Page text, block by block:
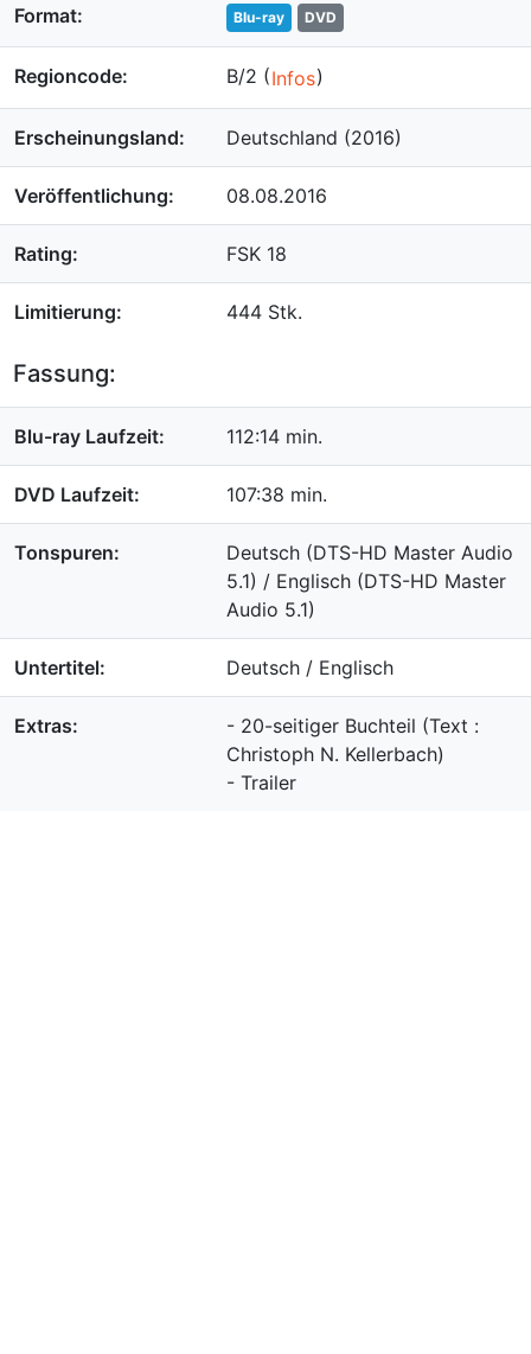
Format: Blu-ray DVD
Regioncode: B/2 (Infos)
Erscheinungsland: Deutschland (2016)
Veröffentlichung: 08.08.2016
Rating: FSK 18
Limitierung: 444 Stk.
Fassung:
Blu-ray Laufzeit: 112:14 min.
DVD Laufzeit: 107:38 min.
Tonspuren:
Deutsch (DTS-HD Master Audio
5.1) / Englisch (DTS-HD Master
Audio 5.1)
Untertitel: Deutsch / Englisch
Extras:
- 20-seitiger Buchteil (Text :
Christoph N. Kellerbach)
- Trailer